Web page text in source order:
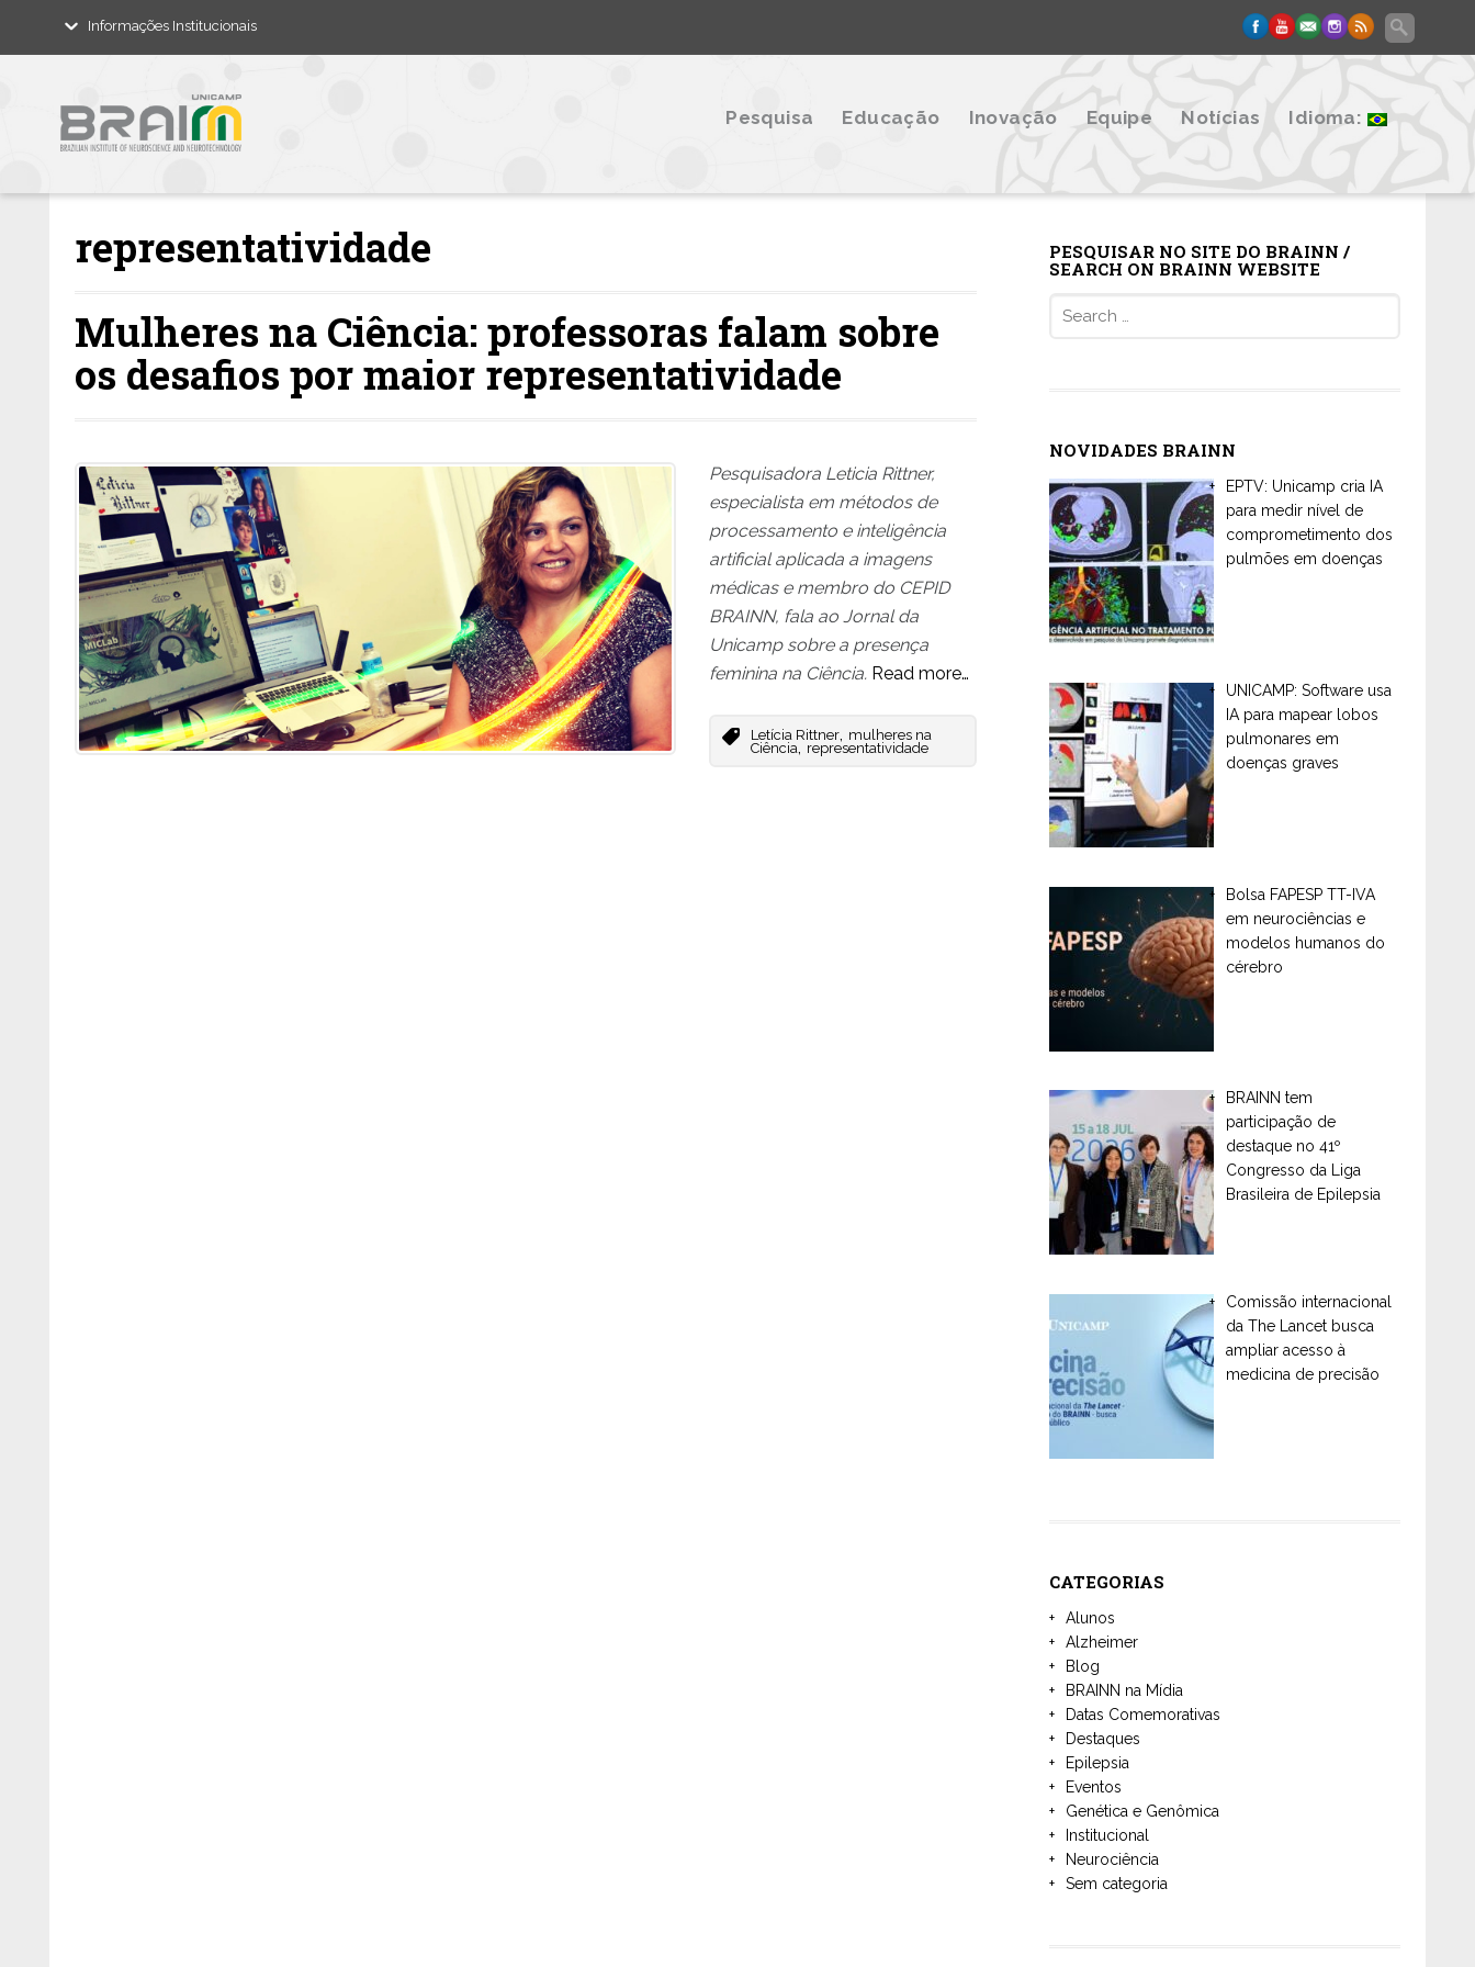
Informações Institucionais
Pesquisa Educação Inovação Equipe Notícias Idioma:
representatividade
Mulheres na Ciência: professoras falam sobre
os desafios por maior representatividade
Pesquisadora Leticia Rittner,
especialista em métodos de
processamento e inteligência
artificial aplicada a imagens
médicas e membro do CEPID
BRAINN, fala ao Jornal da
Unicamp sobre a presença
feminina na Ciência. Read more…
Letícia Rittner, mulheres na
Ciência, representatividade
PESQUISAR NO SITE DO BRAINN /
SEARCH ON BRAINN WEBSITE
NOVIDADES BRAINN
EPTV: Unicamp cria IA
para medir nível de
comprometimento dos
pulmões em doenças
UNICAMP: Software usa
IA para mapear lobos
pulmonares em
doenças graves
Bolsa FAPESP TT-IVA
em neurociências e
modelos humanos do
cérebro
BRAINN tem
participação de
destaque no 41º
Congresso da Liga
Brasileira de Epilepsia
Comissão internacional
da The Lancet busca
ampliar acesso à
medicina de precisão
CATEGORIAS
Alunos
Alzheimer
Blog
BRAINN na Mídia
Datas Comemorativas
Destaques
Epilepsia
Eventos
Genética e Genômica
Institucional
Neurociência
Sem categoria